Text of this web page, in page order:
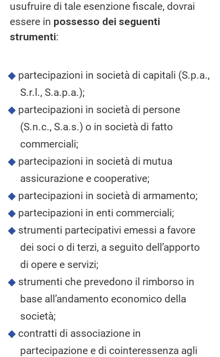
usufruire di tale esenzione fiscale, dovrai
essere in possesso dei seguenti
strumenti:
partecipazioni in società di capitali (S.p.a.,
S.r.l., S.a.p.a.);
partecipazioni in società di persone
(S.n.c., S.a.s.) o in società di fatto
commerciali;
partecipazioni in società di mutua
assicurazione e cooperative;
partecipazioni in società di armamento;
partecipazioni in enti commerciali;
strumenti partecipativi emessi a favore
dei soci o di terzi, a seguito dell’apporto
di opere e servizi;
strumenti che prevedono il rimborso in
base all’andamento economico della
società;
contratti di associazione in
partecipazione e di cointeressenza agli